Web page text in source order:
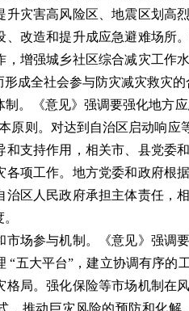
升灾害高风险区、地震区划高
、改造和提升成应急避难场所
，增强城乡社区综合减灾工作
成全社会参与防灾减灾救灾的
《意见》强调要强化地方应
原则。对达到自治区启动响
和支持作用，相关市、县党委
各项工作。地方党委和政府根
治区人民政府承担主体责任，
参与机制。《意见》强调要
“五大平台”，建立协调有序
格局。强化保险等市场机制在